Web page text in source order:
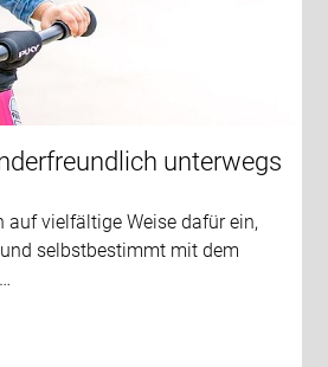
unterwegs
auf vielfältige Weise dafür ein,
selbstbestimmt mit dem